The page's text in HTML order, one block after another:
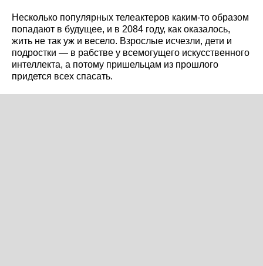
Несколько популярных телеактеров каким-то образом
попадают в будущее, и в 2084 году, как оказалось,
жить не так уж и весело. Взрослые исчезли, дети и
подростки — в рабстве у всемогущего искусственного
интеллекта, а потому пришельцам из прошлого
придется всех спасать.